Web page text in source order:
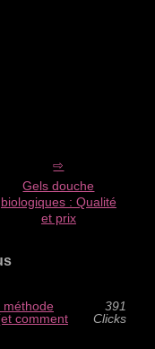
Gels douche
biologiques : Qualité
et prix
méthode
comment
391
Clicks